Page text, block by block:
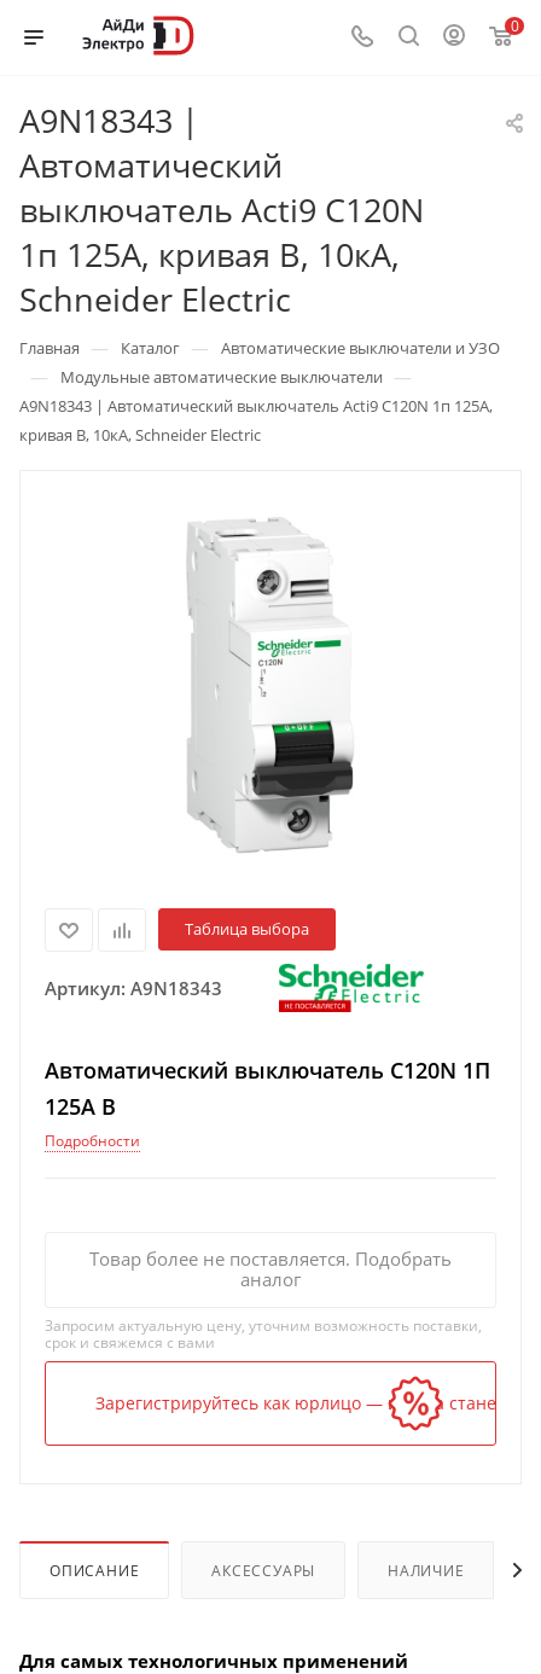
0
A9N18343 |
Автоматический
выключатель Acti9 C120N
1п 125А, кривая B, 10кА,
Schneider Electric
Главная — Каталог — Автоматические выключатели и УЗО
— Модульные автоматические выключатели —
A9N18343 | Автоматический выключатель Acti9 C120N 1п 125А,
кривая B, 10кА, Schneider Electric
Таблица выбора
Артикул: A9N18343
Автоматический выключатель C120N 1П
125A B
Подробности
Товар более не поставляется. Подобрать
аналог
Запросим актуальную цену, уточним возможность поставки,
срок и свяжемся с вами
Зарегистрируйтесь как юрлицо — и цена станет
ОПИСАНИЕ АКСЕССУАРЫ НАЛИЧИЕ
Для самых технологичных применений